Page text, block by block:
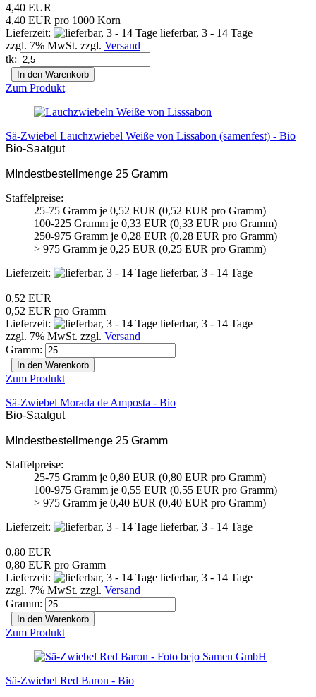
4,40 EUR
4,40 EUR pro 1000 Korn
Lieferzeit:
lieferbar, 3 - 14 Tage
zzgl. 7% MwSt. zzgl. Versand
tk:
In den Warenkorb
Zum Produkt
Sä-Zwiebel Lauchzwiebel Weiße von Lissabon (samenfest) - Bio
Bio-Saatgut
MIndestbestellmenge 25 Gramm
Staffelpreise:
25-75 Gramm je 0,52 EUR (0,52 EUR pro Gramm)
100-225 Gramm je 0,33 EUR (0,33 EUR pro Gramm)
250-975 Gramm je 0,28 EUR (0,28 EUR pro Gramm)
> 975 Gramm je 0,25 EUR (0,25 EUR pro Gramm)
Lieferzeit:
lieferbar, 3 - 14 Tage
0,52 EUR
0,52 EUR pro Gramm
Lieferzeit:
lieferbar, 3 - 14 Tage
zzgl. 7% MwSt. zzgl. Versand
Gramm:
In den Warenkorb
Zum Produkt
Sä-Zwiebel Morada de Amposta - Bio
Bio-Saatgut
MIndestbestellmenge 25 Gramm
Staffelpreise:
25-75 Gramm je 0,80 EUR (0,80 EUR pro Gramm)
100-975 Gramm je 0,55 EUR (0,55 EUR pro Gramm)
> 975 Gramm je 0,40 EUR (0,40 EUR pro Gramm)
Lieferzeit:
lieferbar, 3 - 14 Tage
0,80 EUR
0,80 EUR pro Gramm
Lieferzeit:
lieferbar, 3 - 14 Tage
zzgl. 7% MwSt. zzgl. Versand
Gramm:
In den Warenkorb
Zum Produkt
Sä-Zwiebel Red Baron - Bio